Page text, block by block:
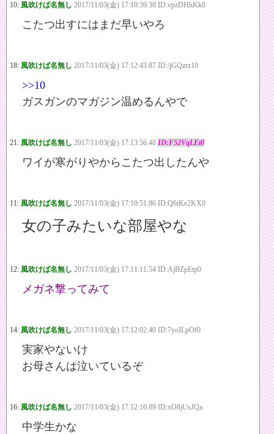
10: 風吹けば名無し 2017/11/03(金) 17:10:39.38 ID:vpzDHhKk0
こたつ出すにはまだ早いやろ
18: 風吹けば名無し 2017/11/03(金) 17:12:43.87 ID:/jGQzrz10
>>10
ガスガンのマガジン温めるんやで
21: 風吹けば名無し 2017/11/03(金) 17:13:56.40 ID:F52VqLEt0
ワイが寒がりやからこたつ出したんや
11: 風吹けば名無し 2017/11/03(金) 17:10:51.86 ID:Q6tKe2KX0
女の子みたいな部屋やな
12: 風吹けば名無し 2017/11/03(金) 17:11:11.54 ID:AjBZpEtp0
メガネ撃ってみて
14: 風吹けば名無し 2017/11/03(金) 17:12:02.40 ID:7yoILpOf0
実家やないけ
お母さんは泣いているぞ
16: 風吹けば名無し 2017/11/03(金) 17:12:10.89 ID:xO8jUsJQa
中学生かな